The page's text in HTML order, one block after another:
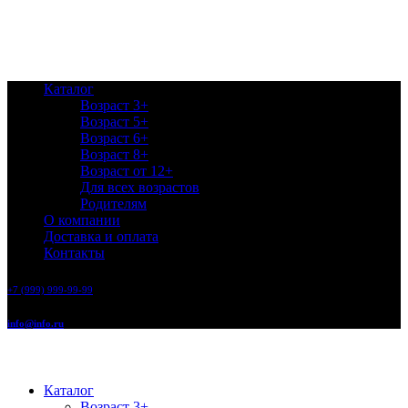
Каталог
Возраст 3+
Возраст 5+
Возраст 6+
Возраст 8+
Возраст от 12+
Для всех возрастов
Родителям
О компании
Доставка и оплата
Контакты
+7 (999) 999-99-99
info@info.ru
Каталог